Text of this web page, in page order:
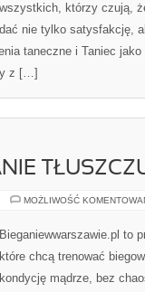
wszystkich, którzy czują,
dać nie tylko satysfakcję,
taneczne i Taniec
z […]
MOŻLIWOŚĆ
Bieganiewwarszawie.pl to
które chcą trenować
kondycję mądrze, bez